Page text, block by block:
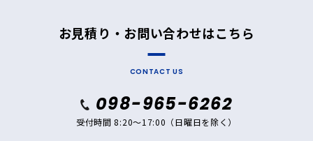
お見積り・お問い合わせはこちら
CONTACT US
098-965-6262
受付時間 8:20～17:00（日曜日を除く）